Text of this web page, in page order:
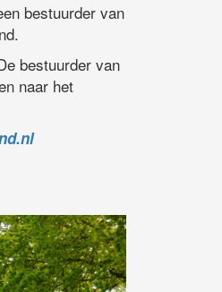
bestuurder van
bestuurder van
naar het